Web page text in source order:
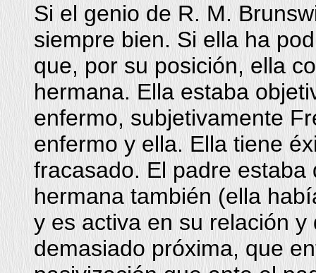
Si el genio de R. M.
siempre bien. Si ella ha
que, por su posición, ella
hermana. Ella estaba
enfermo, subjetivamente
enfermo y ella. Ella tiene
fracasado. El padre
hermana también (ella
y es activa en su relación
demasiado próxima, que